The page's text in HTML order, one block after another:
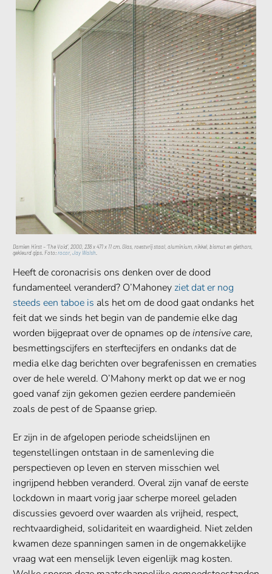
Damien Hirst – ‘The Void’, 2000, 236 x 471 x 11 cm. Glas, roestvrij staal, aluminium, nikkel, bismut en giethars,
gekleurd gips. Foto:rocor Jay Walsh
Heeft de coronacrisis ons denken over de dood
fundamenteel veranderd? O’Mahoney ziet dat er nog
steeds een taboe is als het om de dood gaat ondanks het
feit dat we sinds het begin van de pandemie elke dag
worden bijgepraat over de opnames op deintensive care,
besmettingscijfers en sterftecijfers en ondanks dat de
media elke dag berichten over begrafenissen en crematies
over de hele wereld. O’Mahony merkt op dat we er nog
goed vanaf zijn gekomen gezien eerdere pandemieën
zoals de pest of de Spaanse griep.
Er zijn in de afgelopen periode scheidslijnen en
tegenstellingen ontstaan in de samenleving die
perspectieven op leven en sterven misschien wel
ingrijpend hebben veranderd. Overal zijn vanaf de eerste
lockdown in maart vorig jaar scherpe moreel geladen
discussies gevoerd over waarden als vrijheid, respect,
rechtvaardigheid, solidariteit en waardigheid. Niet zelden
kwamen deze spanningen samen in de ongemakkelijke
vraag wat een menselijk leven eigenlijk mag kosten.